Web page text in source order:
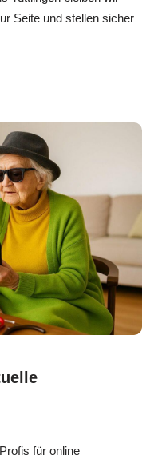
Seite und stellen sicher
für online